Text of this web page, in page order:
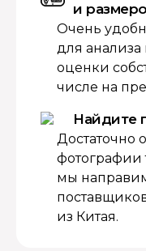
и
Очень
для анализа
оценки
числе на
Найдите
Достаточно
фотографии
мы
из Китая.